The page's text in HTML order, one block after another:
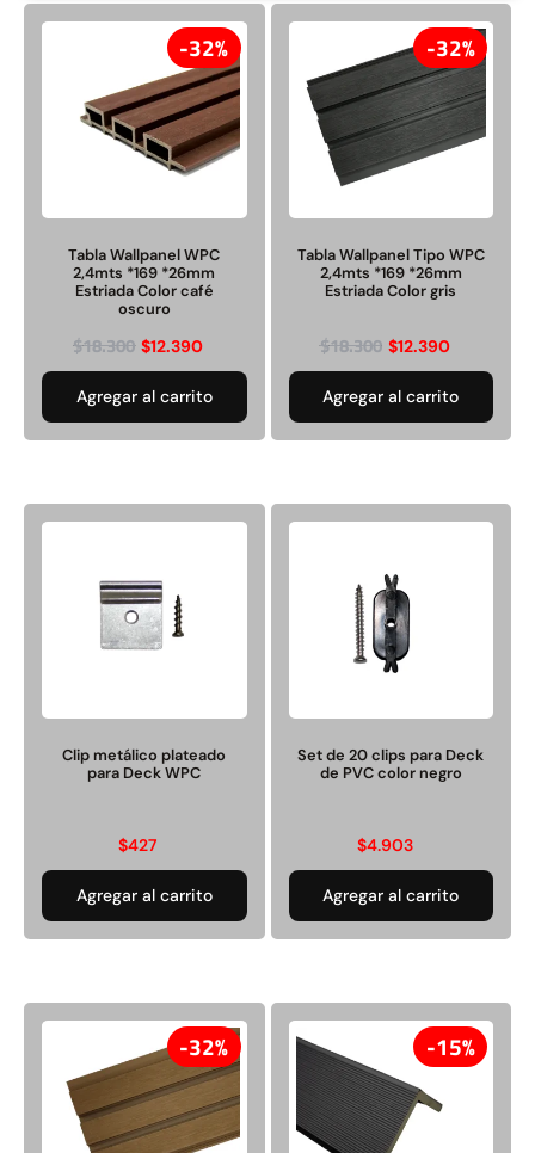
32%
Tabla Wallpanel WPC
2,4mts *169 *26mm
Estriada Color café
oscuro
$18.300 $12.390
Agregar al carrito
32%
Tabla Wallpanel Tipo WPC
2,4mts *169 *26mm
Estriada Color gris
$18.300 $12.390
Agregar al carrito
Clip metálico plateado
para Deck WPC
$427
Agregar al carrito
Set de 20 clips para Deck
de PVC color negro
$4.903
Agregar al carrito
32% 15%
Rampa Móvil Hidráulica
carga 10ton
$11.790.000
Agregar al carrito
Juego Modular 35
QplayGround
Leer más
$4.859.984
50%
Juego Modular 25
QplayGround
$9.558.557
$ 4.790.000
Agregar al carrito